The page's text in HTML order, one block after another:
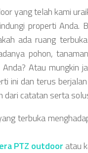
yang telah kami
properti Anda.
ada ruang
pohon,
Atau
ini dan terus
dari catatan serta
terbuka
PTZ outdoor atau